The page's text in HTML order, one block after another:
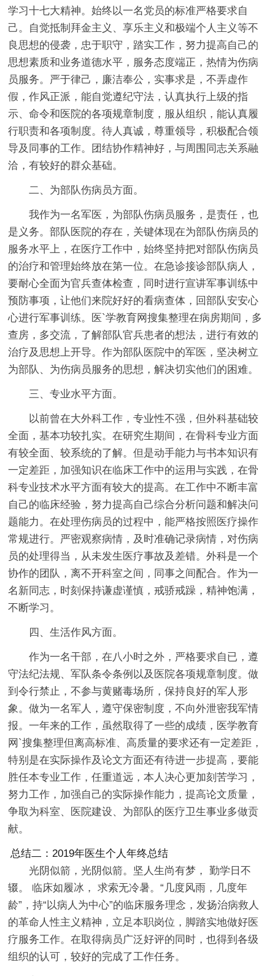
学习十七大精神。始终以一名党员的标准严格要求自
己。自觉抵制拜金主义、享乐主义和极端个人主义等不
良思想的侵袭，忠于职守，踏实工作，努力提高自己的
思想素质和业务道德水平，服务态度端正，热情为伤病
员服务。严于律己，廉洁奉公，实事求是，不弄虚作
假，作风正派，能自觉遵纪守法，认真执行上级的指
示、命令和医院的各项规章制度，服从组织，能认真履
行职责和各项制度。待人真诚，尊重领导，积极配合领
导及同事的工作。团结协作精神好，与周围同志关系融
洽，有较好的群众基础。
二、为部队伤病员方面。
我作为一名军医，为部队伤病员服务，是责任，也
是义务。部队医院的存在，关键体现在为部队伤病员的
服务水平上，在医疗工作中，始终坚持把对部队伤病员
的治疗和管理始终放在第一位。在急诊接诊部队病人，
要耐心全面为官兵查体检查，同时进行宣讲军事训练中
预防事项，让他们来院好好的看病查体，回部队安安心
心进行军事训练。医`学教育网搜集整理在病房期间，多
查房，多交流，了解部队官兵患者的想法，进行有效的
治疗及思想上开导。作为部队医院中的军医，坚决树立
为部队、为伤病员服务的思想，解决切实他们的困难。
三、专业水平方面。
以前曾在大外科工作，专业性不强，但外科基础较
全面，基本功较扎实。在研究生期间，在骨科专业方面
有较全面、较系统的了解。但是动手能力与书本知识有
一定差距，加强知识在临床工作中的运用与实践，在骨
科专业技术水平方面有较大的提高。在工作中不断丰富
自己的临床经验，努力提高自己综合分析问题和解决问
题能力。在处理伤病员的过程中，能严格按照医疗操作
常规进行。严密观察病情，及时准确记录病情，对伤病
员的处理得当，从未发生医疗事故及差错。外科是一个
协作的团队，离不开科室之间，同事之间配合。作为一
名新同志，时刻保持谦虚谨慎，戒骄戒躁，精神饱满，
不断学习。
四、生活作风方面。
作为一名干部，在八小时之外，严格要求自已，遵
守法纪法规、军队条令条例以及医院各项规章制度。做
到令行禁止，不参与黄赌毒场所，保持良好的军人形
象。做为一名军人，遵守保密制度，不向外泄密我军情
报。一年来的工作，虽然取得了一些的成绩，医学教育
网`搜集整理但离高标准、高质量的要求还有一定差距，
特别是在实际操作及论文方面还有待进一步提高，要能
胜任本专业工作，任重道远，本人决心更加刻苦学习，
努力工作，加强自己的实际操作能力，提高论文质量，
争取为科室、医院建设、为部队的医疗卫生事业多做贡
献。
总结二：2019年医生个人年终总结
光阴似箭，光阴似箭。坚人生尚有梦， 勤学日不
辍。 临床如履冰， 求索无冷暑。“几度风雨，几度年
龄”，持“以病人为中心”的临床服务理念，发扬治病救人
的革命人性主义精神，立足本职岗位，脚踏实地做好医
疗服务工作。在取得病员广泛好评的同时，也得到各级
组织的认可，较好的完成了工作任务。